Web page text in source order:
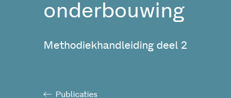
onderbouwing
Methodiekhandleiding deel 2
Publicaties